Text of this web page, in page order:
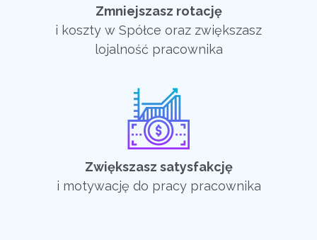
Zmniejszasz rotację
i koszty w Spółce oraz zwiększasz
lojalność pracownika
Zwiększasz satysfakcję
i motywację do pracy pracownika